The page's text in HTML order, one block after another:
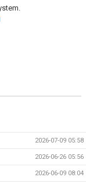
2026-07-09 05:58
2026-06-26 05:56
2026-06-09 08:04